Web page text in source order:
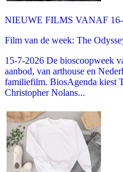
NIEUWE FILMS VANAF 16-
Film van de week: The
15-7-2026 De bioscoopweek
aanbod, van arthouse en
familiefilm. BiosAgenda kiest
Christopher Nolans...